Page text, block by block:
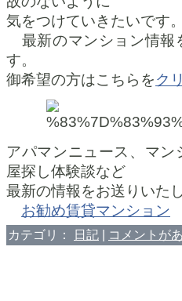
気をつけていきたいです
最新のマンション情報
す。
御希望の方はこちらをク
アパマンニュース、マ
屋探し体験談など
最新の情報をお送りいた
お勧め賃貸マンション
カテゴリ： 日記 コメントが